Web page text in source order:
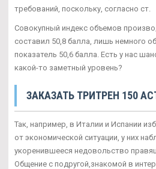
требований, поскольку, согласно ст.
Совокупный индекс объемов
составил 50,8 балла, лишь немного
показатель 50,6 балла. Есть у нас
какой-то заметный уровень?
ЗАКАЗАТЬ ТРИТРЕН 150
Так, например, в Италии и Испании
от экономической ситуации, у них
укоренившееся недовольство
Общение с подругой,знакомой в